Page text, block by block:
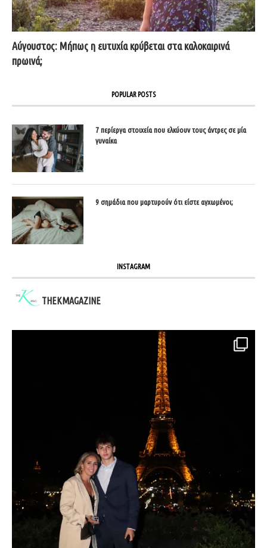
Αύγουστος: Μήπως η ευτυχία κρύβεται στα καλοκαιρινά
πρωινά;
POPULAR POSTS
7 περίεργα στοιχεία που ελκύουν τους άντρες σε μία
γυναίκα
9 σημάδια που μαρτυρούν ότι είστε αγχωμένοι;
INSTAGRAM
THEKMAGAZINE